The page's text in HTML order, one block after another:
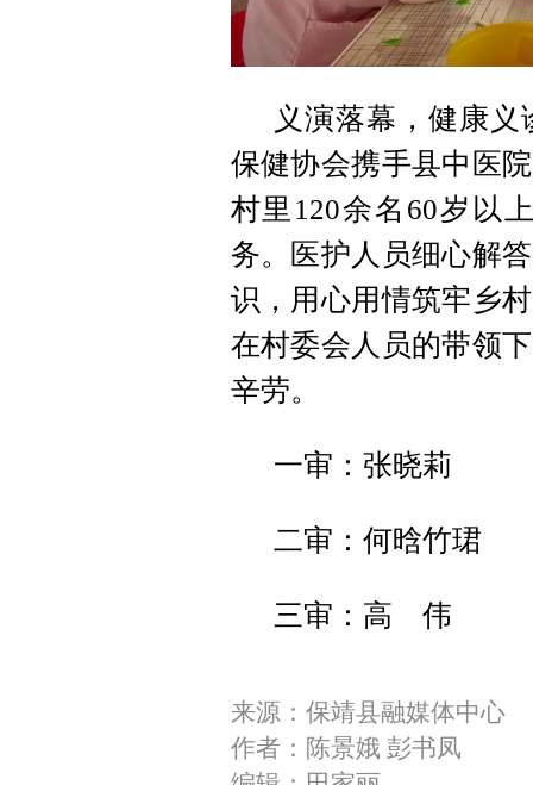
义演落幕，健康
保健协会携手县中医
村里120余名60岁以
务。医护人员细心解
识，用心用情筑牢乡
在村委会人员的带领
辛劳。
一审：张晓莉
二审：何晗竹珺
三审：高 伟
来源：保靖县融媒体中心
作者：陈景娥 彭书凤